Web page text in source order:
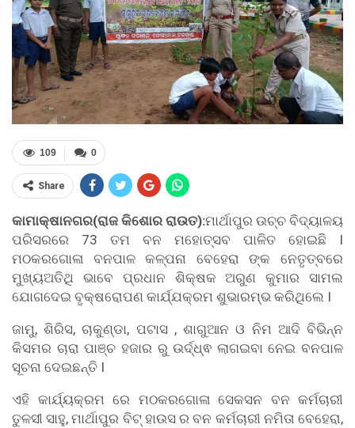
0
109
Share
କାମାକ୍ଷାନଗର(ରାଜ କିଶୋର ରାଉତ):ମାର୍ଥାପୁର ଉଚ୍ଚ ବିଦ୍ୟାଳୟ
ପରିସରରେ 73 ତମ ବନ ମହୋତ୍ସବ ପାଳିତ ହୋଇଛି I
ମଠକରଗୋଳା ବନପାଳ କଳ୍ପନା ବେହେରା ଙ୍କ ନେତୃତ୍ବରେ
ମୁଖ୍ୟଅତିଥି ଭାବେ ପ୍ରଧାନ ଶିକ୍ଷକ ଅରୁଣ କୁମାର ସାମଲ
ଯୋଗଦେଇ ବୃକ୍ଷରୋପଣ କାର୍ଯ୍ଯକ୍ରମ ଶୁଭାରମ୍ଭ କରିଥିଲେ I
ଜାମୁ, ଶିରିସ, ଚାକୁଣ୍ଡା, ପଟାସ , ଶାଗୁଆନ ଓ ନିମ ଆଦି ବିଭିନ୍ନ
କିସମର ଚାରା ପାଞ୍ଚ ହଜାର ରୁ ଉର୍ଦ୍ଧ୍ଵ ଲାଗଇବା ନେଇ ବନପାଳ
ସୂଚନା ଦେଇଛନ୍ତି I
ଏହି କାର୍ଯ୍ୟକ୍ରମ ରେ ମଠକରଗୋଳା ସେକସନ ବନ କର୍ମଚାରୀ
ତୁଳସୀ ସାହୁ, ମାର୍ଥାପୁର ବିଟ୍ ହାଉସ ର ବନ କର୍ମଚାରୀ ନମିତା ବେହେରା,